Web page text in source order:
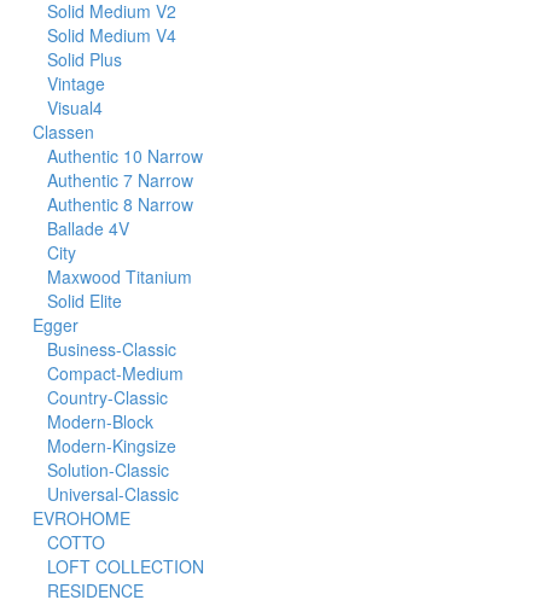
Solid Medium V2
Solid Medium V4
Solid Plus
Vintage
Visual4
Classen
Authentic 10 Narrow
Authentic 7 Narrow
Authentic 8 Narrow
Ballade 4V
City
Maxwood Titanium
Solid Elite
Egger
Business-Classic
Compact-Medium
Country-Classic
Modern-Block
Modern-Kingsize
Solution-Classic
Universal-Classic
EVROHOME
COTTO
LOFT COLLECTION
RESIDENCE